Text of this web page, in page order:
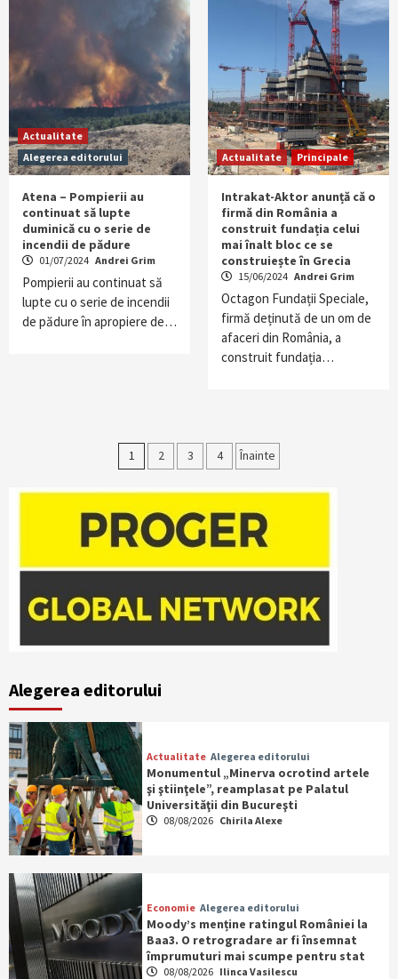
Actualitate
Alegerea editorului
Atena – Pompierii au
continuat să lupte
duminică cu o serie de
incendii de pădure
01/07/2024 Andrei Grim
Pompierii au continuat să
lupte cu o serie de incendii
de pădure în apropiere de…
Actualitate Principale
Intrakat-Aktor anunță că o
firmă din România a
construit fundația celui
mai înalt bloc ce se
construiește în Grecia
15/06/2024 Andrei Grim
Octagon Fundații Speciale,
firmă deținută de un om de
afaceri din România, a
construit fundația…
Paginație
articole
1 2 3 4 Înainte
Alegerea editorului
Actualitate Alegerea editorului
Monumentul „Minerva ocrotind artele
şi ştiinţele”, reamplasat pe Palatul
Universităţii din Bucureşti
08/08/2026 Chirila Alexe
Economie Alegerea editorului
Moody’s menține ratingul României la
Baa3. O retrogradare ar fi însemnat
împrumuturi mai scumpe pentru stat
08/08/2026 Ilinca Vasilescu